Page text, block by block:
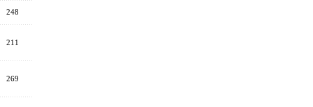
248
211
269